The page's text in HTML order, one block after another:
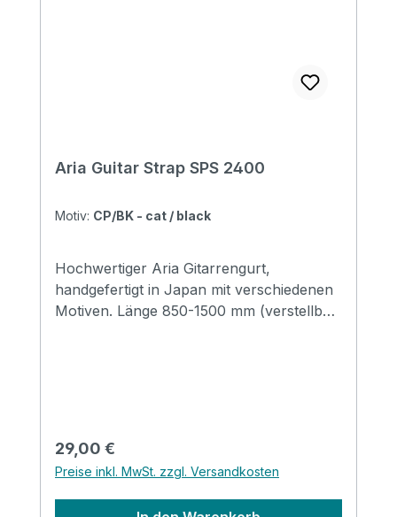
Aria Guitar Strap SPS 2400
Motiv: CP/BK - cat / black
Hochwertiger Aria Gitarrengurt,
handgefertigt in Japan mit verschiedenen
Motiven. Länge 850-1500 mm (verstellbar)
Regulärer Preis:
29,00 €
Preise inkl. MwSt. zzgl. Versandkosten